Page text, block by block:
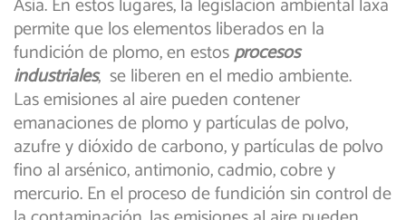
permite que los elementos liberados en la
fundición de plomo, en estosprocesos
industriales, se liberen en el medio ambiente.
Las emisiones al aire pueden contener
emanaciones de plomo y partículas de polvo,
azufre y dióxido de carbono, y partículas de polvo
fino al arsénico, antimonio, cadmio, cobre y
mercurio. En el proceso de fundición sin control de